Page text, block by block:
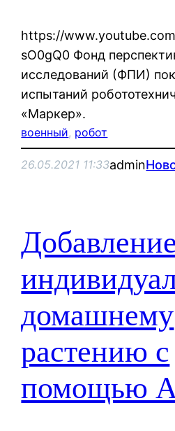
https://
sO0gQ0 Фонд
исследований (ФПИ)
испытаний
«Маркер».
военный, робот
26.05.2021 11:33admin
Добавление
домашнему
растению с
помощью